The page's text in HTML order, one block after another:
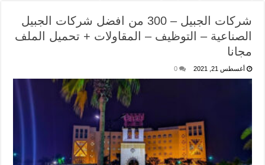
شركات الجبيل – 300 من افضل شركات الجبيل
الصناعية – التوظيف – المقاولات + تحميل الملف
مجانا
أغسطس 21, 2021 0